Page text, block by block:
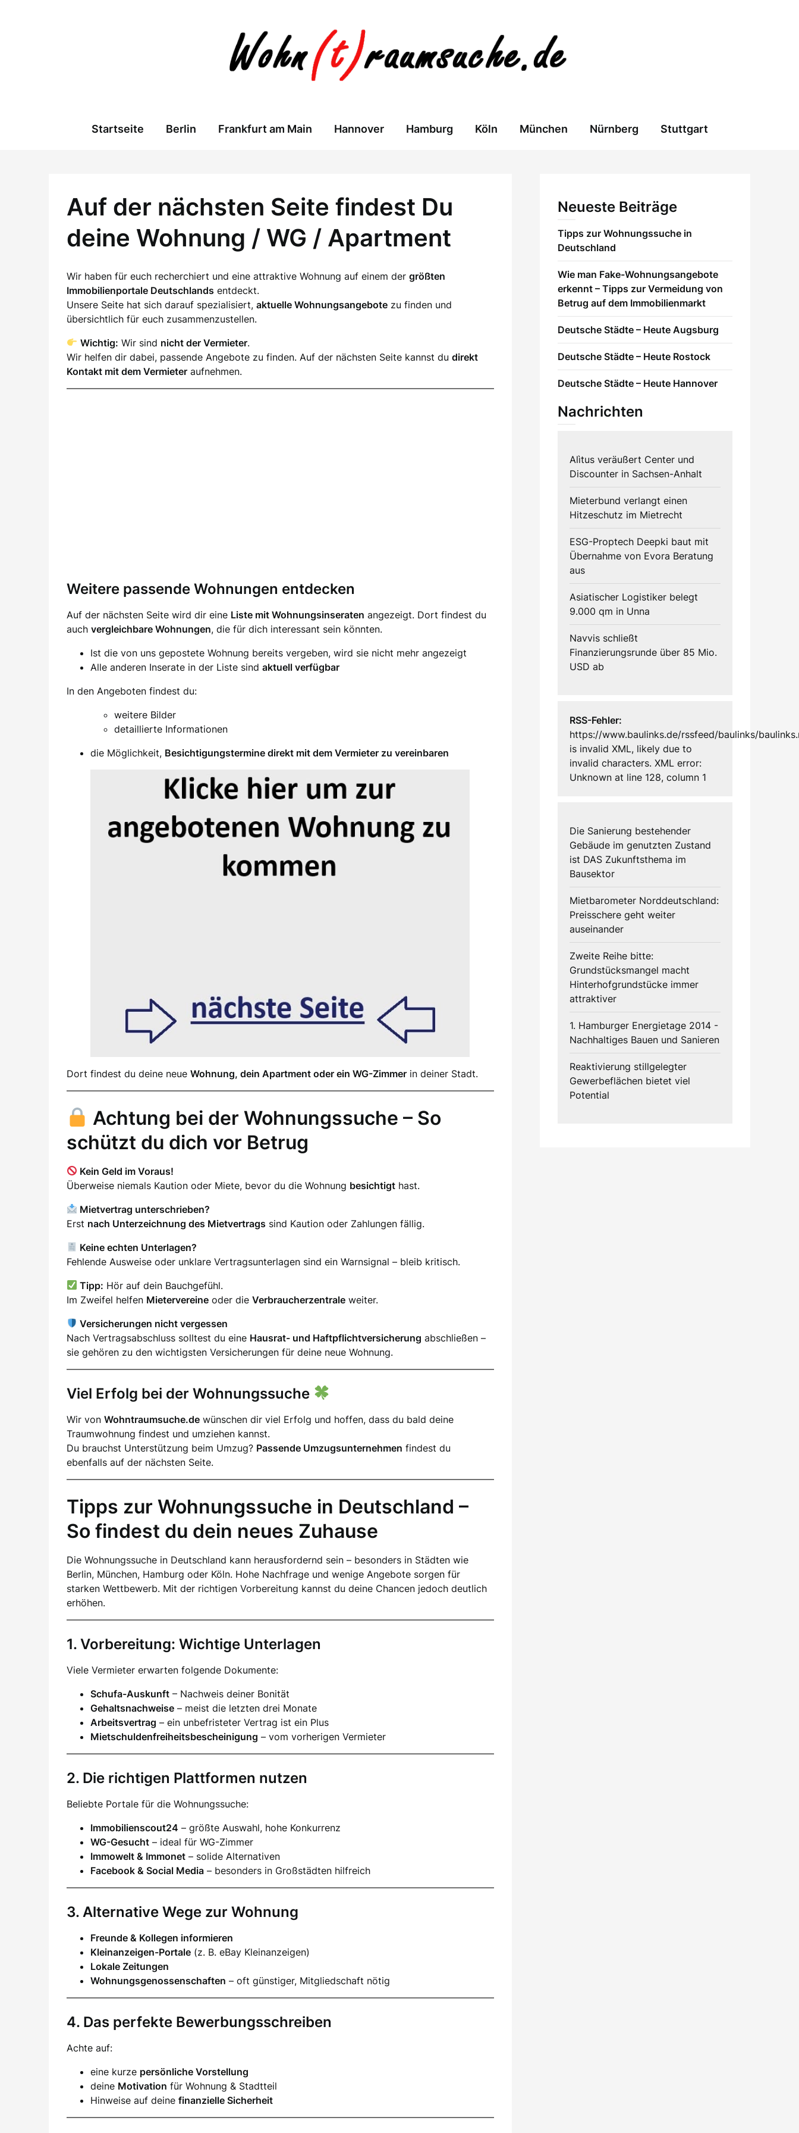
Startseite Berlin Frankfurt am Main Hannover Hamburg Köln München Nürnberg Stuttgart
Auf der nächsten Seite findest Du
deine Wohnung / WG / Apartment
Wir haben für euch recherchiert und eine attraktive Wohnung auf einem der größten
Immobilienportale Deutschlands entdeckt.
Unsere Seite hat sich darauf spezialisiert, aktuelle Wohnungsangebote zu finden und
übersichtlich für euch zusammenzustellen.
Wichtig: Wir sind nicht der Vermieter.
Wir helfen dir dabei, passende Angebote zu finden. Auf der nächsten Seite kannst du direkt
Kontakt mit dem Vermieter aufnehmen.
Weitere passende Wohnungen entdecken
Auf der nächsten Seite wird dir eine Liste mit Wohnungsinseraten angezeigt. Dort findest du
auch vergleichbare Wohnungen, die für dich interessant sein könnten.
Ist die von uns gepostete Wohnung bereits vergeben, wird sie nicht mehr angezeigt
Alle anderen Inserate in der Liste sind aktuell verfügbar
In den Angeboten findest du:
weitere Bilder
detaillierte Informationen
die Möglichkeit, Besichtigungstermine direkt mit dem Vermieter zu vereinbaren
Dort findest du deine neue Wohnung, dein Apartment oder ein WG-Zimmer in deiner Stadt.
Achtung bei der Wohnungssuche – So
schützt du dich vor Betrug
Kein Geld im Voraus!
Überweise niemals Kaution oder Miete, bevor du die Wohnung besichtigt hast.
Mietvertrag unterschrieben?
Erst nach Unterzeichnung des Mietvertrags sind Kaution oder Zahlungen fällig.
Keine echten Unterlagen?
Fehlende Ausweise oder unklare Vertragsunterlagen sind ein Warnsignal – bleib kritisch.
Tipp: Hör auf dein Bauchgefühl.
Im Zweifel helfen Mietervereine oder die Verbraucherzentrale weiter.
Versicherungen nicht vergessen
Nach Vertragsabschluss solltest du eine Hausrat- und Haftpflichtversicherung abschließen –
sie gehören zu den wichtigsten Versicherungen für deine neue Wohnung.
Viel Erfolg bei der Wohnungssuche
Wir von Wohntraumsuche.de wünschen dir viel Erfolg und hoffen, dass du bald deine
Traumwohnung findest und umziehen kannst.
Du brauchst Unterstützung beim Umzug? Passende Umzugsunternehmen findest du
ebenfalls auf der nächsten Seite.
Tipps zur Wohnungssuche in Deutschland –
So findest du dein neues Zuhause
Die Wohnungssuche in Deutschland kann herausfordernd sein – besonders in Städten wie
Berlin, München, Hamburg oder Köln. Hohe Nachfrage und wenige Angebote sorgen für
starken Wettbewerb. Mit der richtigen Vorbereitung kannst du deine Chancen jedoch deutlich
erhöhen.
1. Vorbereitung: Wichtige Unterlagen
Viele Vermieter erwarten folgende Dokumente:
Schufa-Auskunft – Nachweis deiner Bonität
Gehaltsnachweise – meist die letzten drei Monate
Arbeitsvertrag – ein unbefristeter Vertrag ist ein Plus
Mietschuldenfreiheitsbescheinigung – vom vorherigen Vermieter
2. Die richtigen Plattformen nutzen
Beliebte Portale für die Wohnungssuche:
Immobilienscout24 – größte Auswahl, hohe Konkurrenz
WG-Gesucht – ideal für WG-Zimmer
Immowelt & Immonet – solide Alternativen
Facebook & Social Media – besonders in Großstädten hilfreich
3. Alternative Wege zur Wohnung
Freunde & Kollegen informieren
Kleinanzeigen-Portale (z. B. eBay Kleinanzeigen)
Lokale Zeitungen
Wohnungsgenossenschaften – oft günstiger, Mitgliedschaft nötig
4. Das perfekte Bewerbungsschreiben
Achte auf:
eine kurze persönliche Vorstellung
deine Motivation für Wohnung & Stadtteil
Hinweise auf deine finanzielle Sicherheit
Neueste Beiträge
Tipps zur Wohnungssuche in
Deutschland
Wie man Fake-Wohnungsangebote
erkennt – Tipps zur Vermeidung von
Betrug auf dem Immobilienmarkt
Deutsche Städte – Heute Augsburg
Deutsche Städte – Heute Rostock
Deutsche Städte – Heute Hannover
Nachrichten
Alìtus veräußert Center und
Discounter in Sachsen-Anhalt
Mieterbund verlangt einen
Hitzeschutz im Mietrecht
ESG-Proptech Deepki baut mit
Übernahme von Evora Beratung
aus
Asiatischer Logistiker belegt
9.000 qm in Unna
Navvis schließt
Finanzierungsrunde über 85 Mio.
USD ab
RSS-Fehler:
https://www.baulinks.de/rssfeed/baulinks/
is invalid XML, likely due to
invalid characters. XML error:
Unknown at line 128, column 1
Die Sanierung bestehender
Gebäude im genutzten Zustand
ist DAS Zukunftsthema im
Bausektor
Mietbarometer Norddeutschland:
Preisschere geht weiter
auseinander
Zweite Reihe bitte:
Grundstücksmangel macht
Hinterhofgrundstücke immer
attraktiver
1. Hamburger Energietage 2014 -
Nachhaltiges Bauen und Sanieren
Reaktivierung stillgelegter
Gewerbeflächen bietet viel
Potential